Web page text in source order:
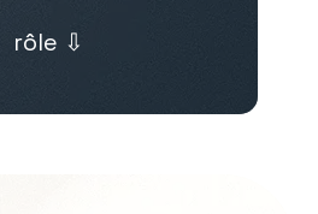
rôle ⇩